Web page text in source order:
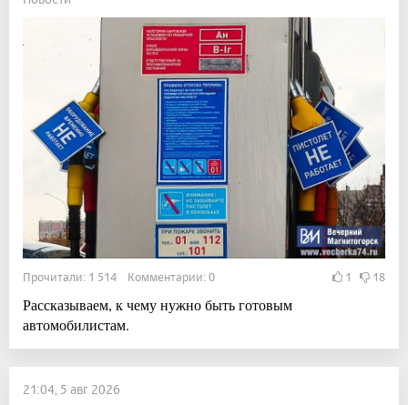
Прочитали: 1 514 Комментарии: 0 1 18
Рассказываем, к чему нужно быть готовым
автомобилистам.
21:04, 5 авг 2026